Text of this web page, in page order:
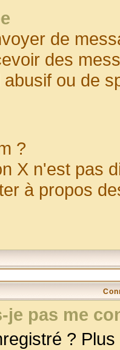
de
des
ou de
?
X n'est pas
à propos
je pas me
?